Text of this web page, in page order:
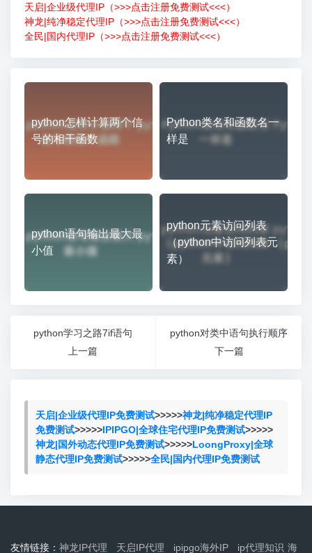
天启|企业级代理IP（>>>点击注册免费测试<<<）
神龙|纯净稳定代理IP（>>>点击注册免费测试<<<）
全民|国内代理IP（>>>点击注册免费测试<<<）
python怎样计算两个信
号的相干函数
Python类名和函数名一
样是
python语句输出最大最
小值
python元素访问列表
（python中访问列表元
素）
python学习之路7if语句
上一篇
python对类中语句执行顺序
下一篇
天启|企业级代理IP免费测试>>>>>神龙|纯净稳定代理IP
免费测试>>>>>IPIPGO|全球住宅代理IP免费测试>>>>>
神龙|国外动态代理IP免费测试>>>>>LoongProxy|全球
静态代理IP免费测试>>>>>全民|国内代理IP免费测试
友情链接： 神龙IP代理 天启IP代理 ipipgo海外IP ip代理知识 海